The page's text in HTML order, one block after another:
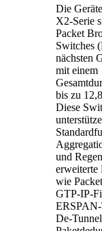
Die
X2-Serie
Packet
Switches
nächsten
mit einem
bis zu
Diese
und
erweiterte
wie
GTP-IP-
De-